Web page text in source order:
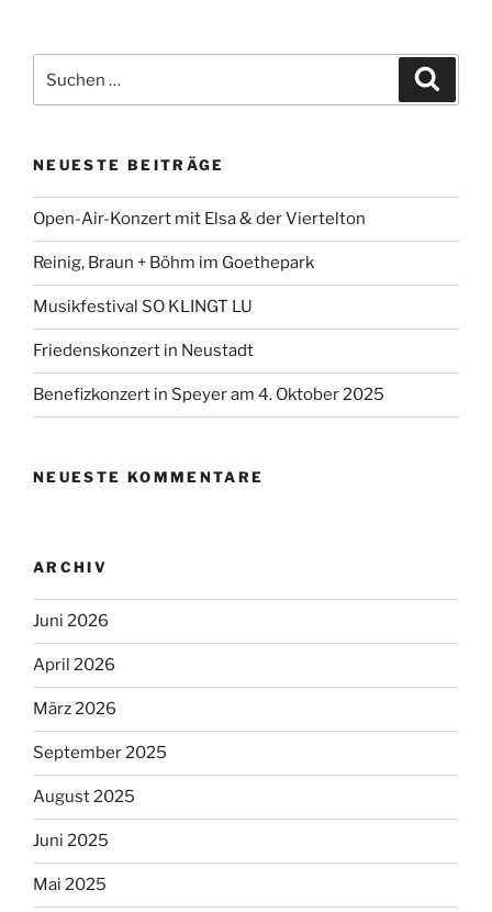
nach:
NEUESTE BEITRÄGE
Open-Air-Konzert mit Elsa & der Viertelton
Reinig, Braun + Böhm im Goethepark
Musikfestival SO KLINGT LU
Friedenskonzert in Neustadt
Benefizkonzert in Speyer am 4. Oktober 2025
NEUESTE KOMMENTARE
ARCHIV
Juni 2026
April 2026
März 2026
September 2025
August 2025
Juni 2025
Mai 2025